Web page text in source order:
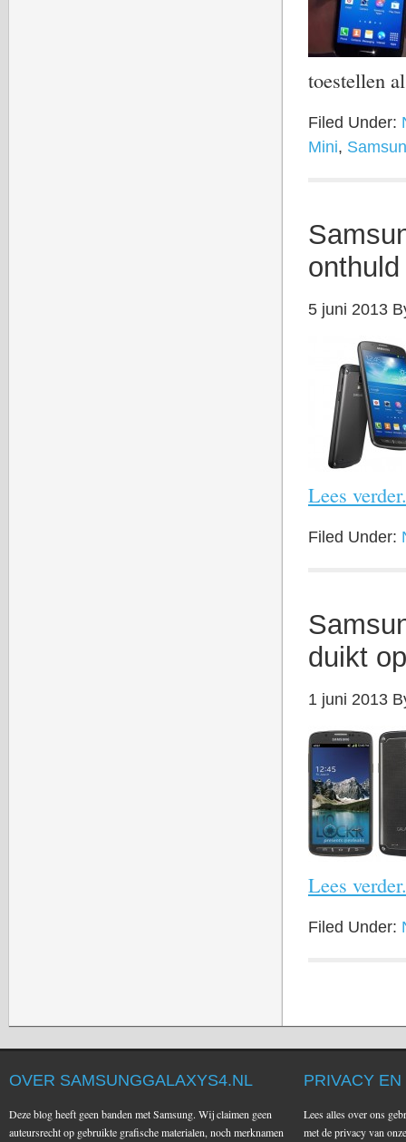
toestellen
Filed Under:
Mini,
5 juni 2013
Lees
Filed Under:
duikt op
1 juni 2013
Lees
Filed Under:
OVER SAMSUNGGALAXYS4.NL
Deze blog heeft geen banden met Samsung. Wij claimen geen
auteursrecht op gebruikte grafische materialen, noch merknamen
PRIVACY
Lees alles over ons
met de privacy van